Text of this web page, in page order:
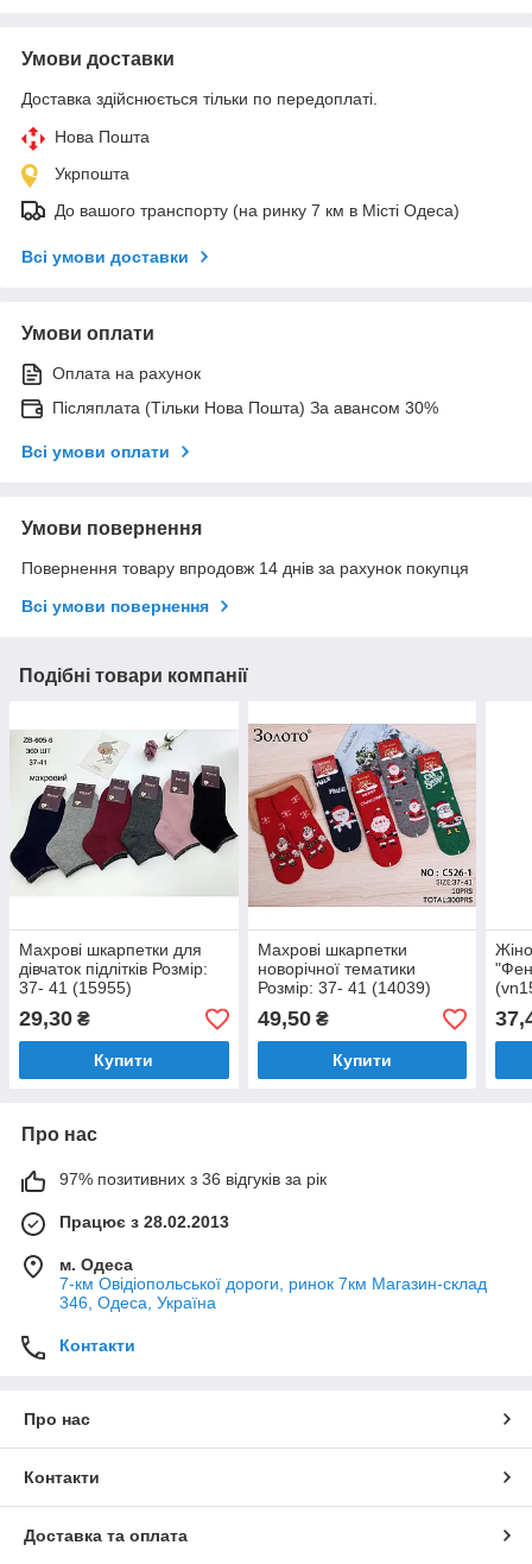
Умови доставки
Доставка здійснюється тільки по передоплаті.
Нова Пошта
Укрпошта
До вашого транспорту (на ринку 7 км в Місті Одеса)
Всі умови доставки
Умови оплати
Оплата на рахунок
Післяплата (Тільки Нова Пошта) За авансом 30%
Всі умови оплати
Умови повернення
Повернення товару впродовж 14 днів за рахунок покупця
Всі умови повернення
Подібні товари компанії
Махрові шкарпетки для
дівчаток підлітків Розмір:
37- 41 (15955)
29,30 ₴
Купити
Махрові шкарпетки
новорічної тематики
Розмір: 37- 41 (14039)
49,50₴
Купити
Про нас
97% позитивних з 36 відгуків за рік
Працює з 28.02.2013
м. Одеса
7-км Овідіопольської дороги, ринок 7км Магазин-склад
346, Одеса, Україна
Контакти
Про нас
Контакти
Доставка та оплата